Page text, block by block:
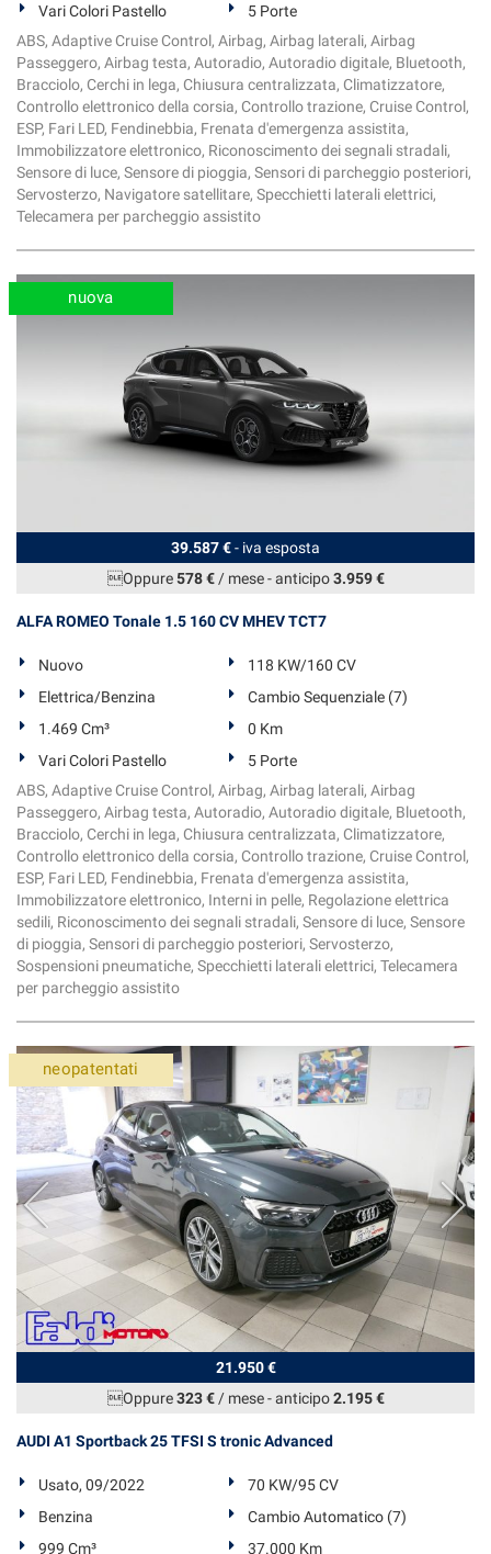
Vari Colori Pastello
5 Porte
ABS, Adaptive Cruise Control, Airbag, Airbag laterali, Airbag
Passeggero, Airbag testa, Autoradio, Autoradio digitale, Bluetooth,
Bracciolo, Cerchi in lega, Chiusura centralizzata, Climatizzatore,
Controllo elettronico della corsia, Controllo trazione, Cruise Control,
ESP, Fari LED, Fendinebbia, Frenata d'emergenza assistita,
Immobilizzatore elettronico, Riconoscimento dei segnali stradali,
Sensore di luce, Sensore di pioggia, Sensori di parcheggio posteriori,
Servosterzo, Navigatore satellitare, Specchietti laterali elettrici,
Telecamera per parcheggio assistito
39.587 €- iva esposta
Oppure578 €/ mese-anticipo3.959 €
nuova
ALFA ROMEO Tonale 1.5 160 CV MHEV TCT7
Nuovo
118 KW/160 CV
Elettrica/Benzina
Cambio Sequenziale (7)
1.469 Cm³
0 Km
Vari Colori Pastello
5 Porte
ABS, Adaptive Cruise Control, Airbag, Airbag laterali, Airbag
Passeggero, Airbag testa, Autoradio, Autoradio digitale, Bluetooth,
Bracciolo, Cerchi in lega, Chiusura centralizzata, Climatizzatore,
Controllo elettronico della corsia, Controllo trazione, Cruise Control,
ESP, Fari LED, Fendinebbia, Frenata d'emergenza assistita,
Immobilizzatore elettronico, Interni in pelle, Regolazione elettrica
sedili, Riconoscimento dei segnali stradali, Sensore di luce, Sensore
di pioggia, Sensori di parcheggio posteriori, Servosterzo,
Sospensioni pneumatiche, Specchietti laterali elettrici, Telecamera
per parcheggio assistito
21.950 €
Oppure323 €/ mese-anticipo2.195 €
neopatentati
AUDI A1 Sportback 25 TFSI S tronic Advanced
Usato, 09/2022
70 KW/95 CV
Benzina
Cambio Automatico (7)
999 Cm³
37.000 Km